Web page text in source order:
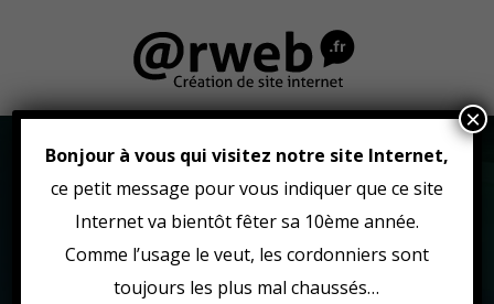
Création Site Internet Dinan -
Arweb : Création de site
Bonjour à vous qui visitez notre site Internet,
ce petit message pour vous indiquer que ce site
Internet va bientôt fêter sa 10ème année.
Comme l’usage le veut, les cordonniers sont
toujours les plus mal chaussés…
×